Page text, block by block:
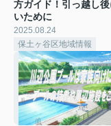
方ガイド！引っ越し
いために
2025.08.24
保土ヶ谷区地域情報